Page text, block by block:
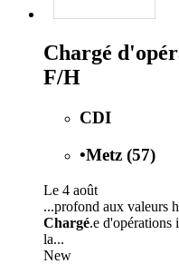
Chargé
F/H
CDI
•Metz (57)
Le 4 août
...profond aux valeurs
Chargé.e d'opérations
la...
New